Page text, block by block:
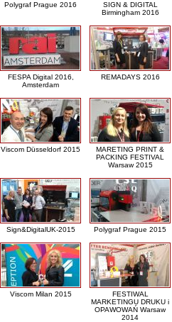
Polygraf Prague 2016
SIGN & DIGITAL
Birmingham 2016
FESPA Digital 2016,
Amsterdam
REMADAYS 2016
Viscom Düsseldorf 2015
MARETING PRINT &
PACKING FESTIVAL
Warsaw 2015
Sign&DigitalUK-2015 Polygraf Prague 2015
Viscom Milan 2015
FESTIWAL
MARKETINGU DRUKU i
OPAWOWAŃ Warsaw
2014